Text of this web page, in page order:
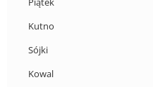
Kutno
Sójki
Kowal